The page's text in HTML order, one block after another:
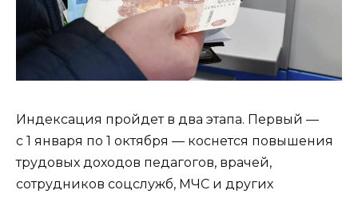
Индексация пройдет в два этапа. Первый —
с 1 января по 1 октября — коснется повышения
трудовых доходов педагогов, врачей,
сотрудников соцслужб, МЧС и других